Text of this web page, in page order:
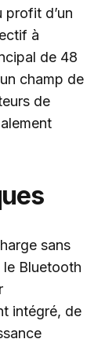
d’un
à
de 48
champ de
de
sans
Bluetooth
intégré, de